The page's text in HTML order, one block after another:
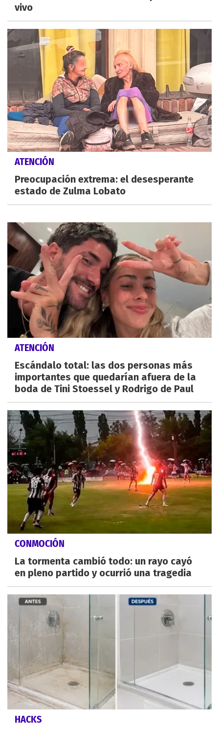
vivo
ATENCIÓN
Preocupación extrema: el desesperante
estado de Zulma Lobato
ATENCIÓN
Escándalo total: las dos personas más
importantes que quedarían afuera de la
boda de Tini Stoessel y Rodrigo de Paul
CONMOCIÓN
La tormenta cambió todo: un rayo cayó
en pleno partido y ocurrió una tragedia
HACKS